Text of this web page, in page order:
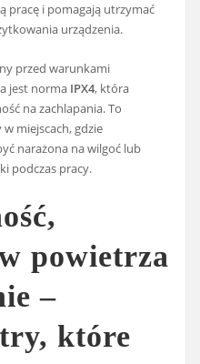
pracę i pomagają utrzymać
urządzenia.
przed warunkami
jest norma IPX4, która
na zachlapania. To
miejscach, gdzie
narażona na wilgoć lub
podczas pracy.
powietrza
–
które